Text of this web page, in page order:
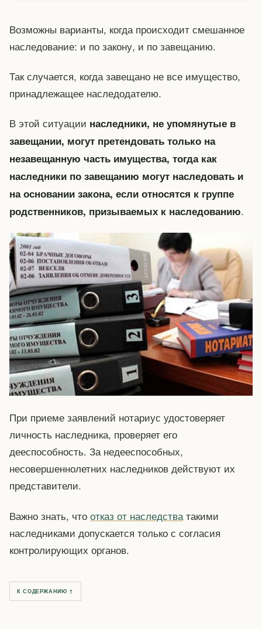
Возможны варианты, когда происходит смешанное
наследование: и по закону, и по завещанию.
Так случается, когда завещано не все имущество,
принадлежащее наследодателю.
В этой ситуации наследники, не упомянутые в
завещании, могут претендовать только на
незавещанную часть имущества, тогда как
наследники по завещанию могут наследовать и
на основании закона, если относятся к группе
родственников, призываемых к наследованию.
При приеме заявлений нотариус удостоверяет
личность наследника, проверяет его
дееспособность. За недееспособных,
несовершеннолетних наследников действуют их
представители.
Важно знать, что отказ от наследства такими
наследниками допускается только с согласия
контролирующих органов.
К СОДЕРЖАНИЮ ↑